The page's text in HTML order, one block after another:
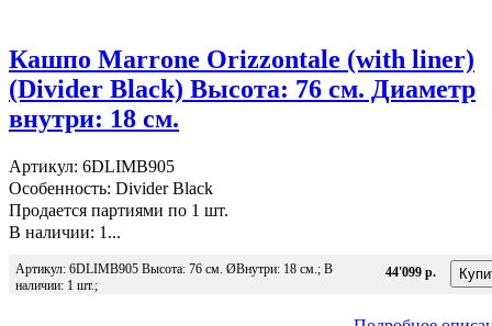
Кашпо Marrone Orizzontale (with liner)
(Divider Black) Высота: 76 см. Диаметр
внутри: 18 см.
Артикул: 6DLIMB905
Особенность: Divider Black
Продается партиями по 1 шт.
В наличии: 1...
Артикул: 6DLIMB905 Высота: 76 см. ØВнутри: 18 см.; В
наличии: 1 шт.;
44'099 р.